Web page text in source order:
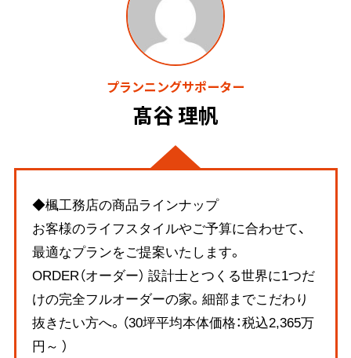
プランニングサポーター
髙谷 理帆
◆楓工務店の商品ラインナップ
お客様のライフスタイルやご予算に合わせて、
最適なプランをご提案いたします。
ORDER（オーダー） 設計士とつくる世界に1つだ
けの完全フルオーダーの家。細部までこだわり
抜きたい方へ。（30坪平均本体価格：税込2,365万
円～ ）